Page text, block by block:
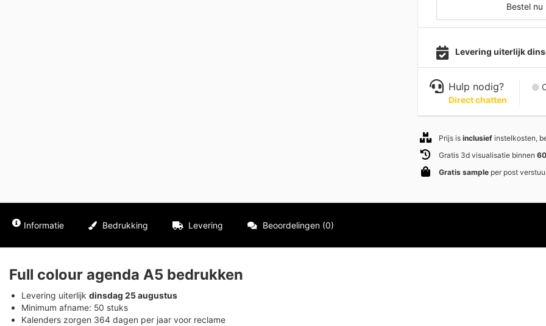
Bestel nu
Levering uiterlijk
Hulp nodig?
Direct chatten
Prijs isinclusief instelkosten,
Gratis 3d visualisatie binnen
Gratis sample per post
Informatie Bedrukking Levering Beoordelingen (0)
Full colour agenda A5 bedrukken
Levering uiterlijk dinsdag 25 augustus
Minimum afname: 50 stuks
Kalenders zorgen 364 dagen per jaar voor reclame